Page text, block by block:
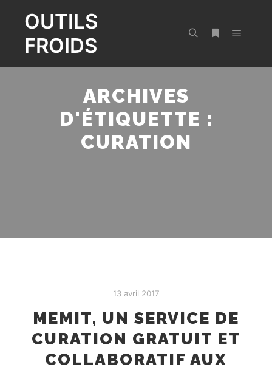
OUTILS
FROIDS
ARCHIVES
D'ÉTIQUETTE :
CURATION
13 avril 2017
MEMIT, UN SERVICE DE
CURATION GRATUIT ET
COLLABORATIF AUX